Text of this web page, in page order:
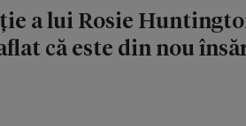
a lui Rosie
că este din nou